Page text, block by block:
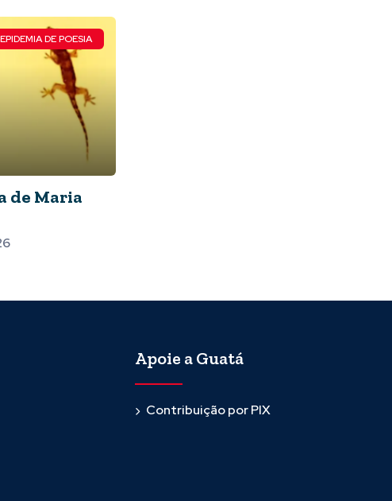
EPIDEMIA DE POESIA
de Maria
Apoie a Guatá
Contribuição por PIX